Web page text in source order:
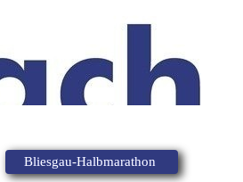
Bliesgau-Halbmarathon